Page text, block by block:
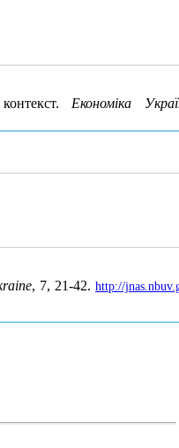
Економіка
, 7, 21-42.http://